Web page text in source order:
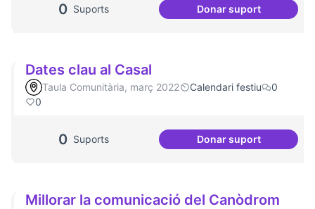
0 Suports Donar suport
Festa de la
Dates clau al Casal
Taula Comunitària, març 2022 Calendari festiu
0
0
0 Suports Donar suport
Dates clau al
Millorar la comunicació del Canòdrom